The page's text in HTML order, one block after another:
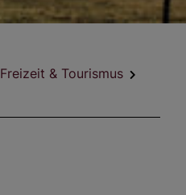
Freizeit & Tourismus